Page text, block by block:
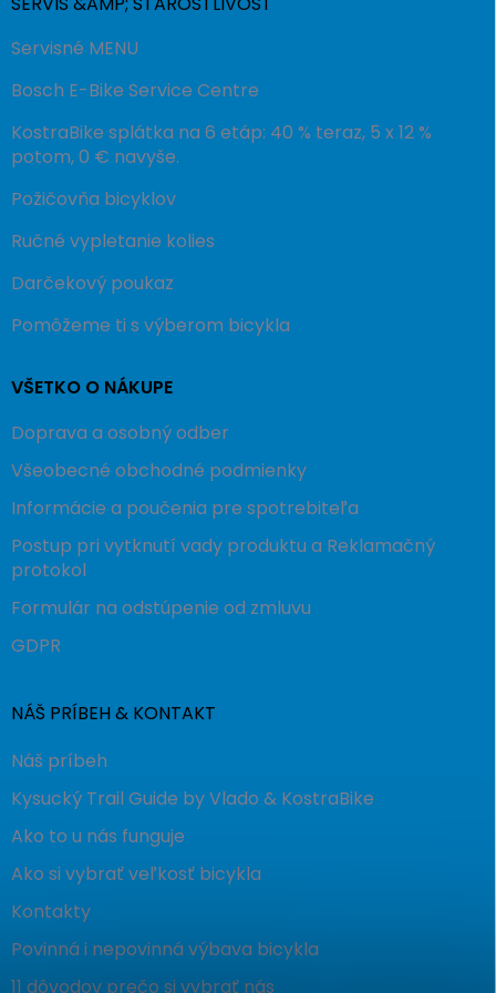
Servisné MENU
Bosch E-Bike Service Centre
KostraBike splátka na 6 etáp: 40 % teraz, 5 x 12 %
potom, 0 € navyše.
Požičovňa bicyklov
Ručné vypletanie kolies
Darčekový poukaz
Pomôžeme ti s výberom bicykla
VŠETKO O NÁKUPE
Doprava a osobný odber
Všeobecné obchodné podmienky
Informácie a poučenia pre spotrebiteľa
Postup pri vytknutí vady produktu a Reklamačný
protokol
Formulár na odstúpenie od zmluvu
GDPR
NÁŠ PRÍBEH & KONTAKT
Náš príbeh
Kysucký Trail Guide by Vlado & KostraBike
Ako to u nás funguje
Ako si vybrať veľkosť bicykla
Kontakty
Povinná i nepovinná výbava bicykla
11 dôvodov prečo si vybrať nás